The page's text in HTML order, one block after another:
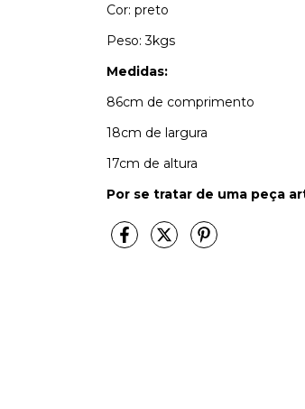
Cor: preto
Peso: 3kgs
Medidas:
86cm de comprimento
18cm de largura
17cm de altura
Por se tratar de uma peça